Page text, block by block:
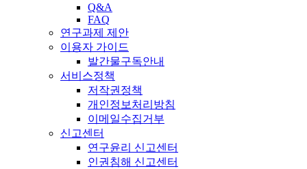
Q&A
FAQ
연구과제 제안
이용자 가이드
발간물구독안내
서비스정책
저작권정책
개인정보처리방침
이메일수집거부
신고센터
연구윤리 신고센터
인권침해 신고센터